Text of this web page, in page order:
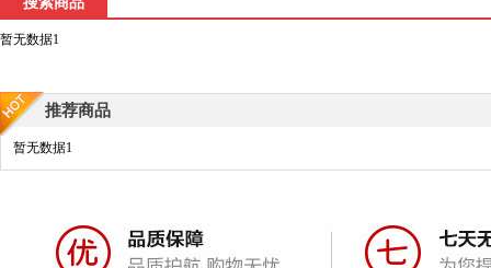
暂无数据1
推荐商品
暂无数据1